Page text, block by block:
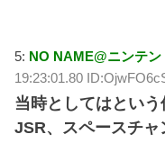
5: NO NAME@ニンテ
19:23:01.80
当時としてはとい
JSR、スペースチャ